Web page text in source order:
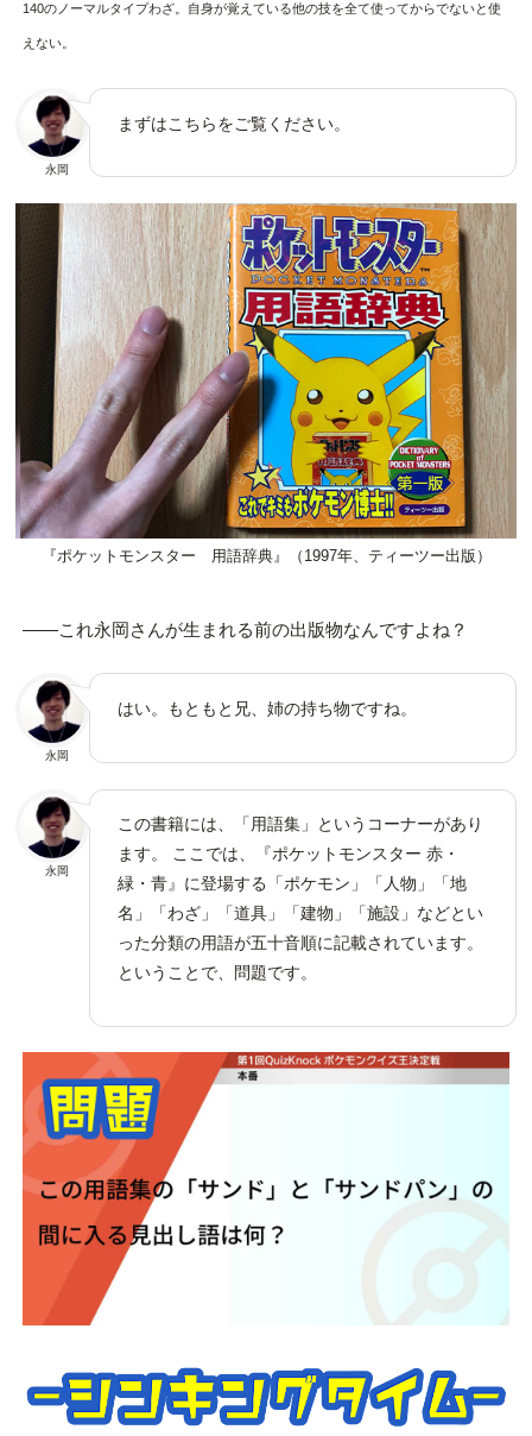
140のノーマルタイプわざ。自身が覚えている他の技を全て使ってからでないと使
えない。
永岡
まずはこちらをご覧ください。
『ポケットモンスター 用語辞典』（1997年、ティーツー出版）
――これ永岡さんが生まれる前の出版物なんですよね？
永岡
はい。もともと兄、姉の持ち物ですね。
永岡
この書籍には、「用語集」というコーナーがあり
ます。 ここでは、『ポケットモンスター 赤・
緑・青』に登場する「ポケモン」「人物」「地
名」「わざ」「道具」「建物」「施設」などとい
った分類の用語が五十音順に記載されています。
ということで、問題です。